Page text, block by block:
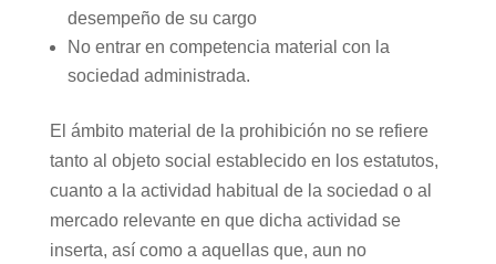
desempeño de su cargo
No entrar en competencia material con la
sociedad administrada.
El ámbito material de la prohibición no se refiere
tanto al objeto social establecido en los estatutos,
cuanto a la actividad habitual de la sociedad o al
mercado relevante en que dicha actividad se
inserta, así como a aquellas que, aun no